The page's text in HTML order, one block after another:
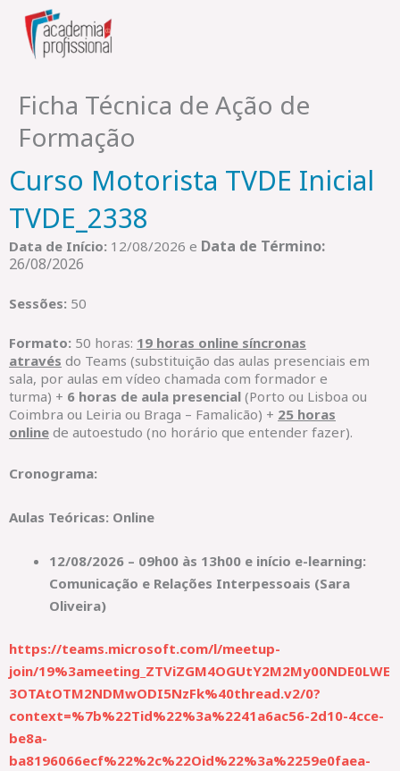
content
Ficha Técnica de Ação de
Formação
Curso Motorista TVDE Inicial
TVDE_2338
Data de Início: 12/08/2026 e Data de Término:
26/08/2026
Sessões: 50
Formato: 50 horas: 19 horas online síncronas
através do Teams (substituição das aulas presenciais em
sala, por aulas em vídeo chamada com formador e
turma) + 6 horas de aula presencial (Porto ou Lisboa ou
Coimbra ou Leiria ou Braga – Famalicão) + 25 horas
online de autoestudo (no horário que entender fazer).
Cronograma:
Aulas Teóricas: Online
12/08/2026 – 09h00 às 13h00 e início e-learning:
Comunicação e Relações Interpessoais (Sara
Oliveira)
https://teams.microsoft.com/l/meetup-
join/19%3ameeting_ZTViZGM4OGUtY2M2My00NDE0LWE
3OTAtOTM2NDMwODI5NzFk%40thread.v2/0?
context=%7b%22Tid%22%3a%2241a6ac56-2d10-4cce-
be8a-
ba8196066ecf%22%2c%22Oid%22%3a%2259e0faea-